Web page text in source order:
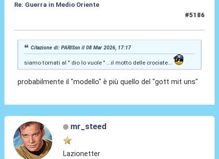
Re: Guerra in Medio Oriente
#5186
Citazione di: PARISsn il 08 Mar 2026, 17:17
siamo tornati al " dio lo vuole " ...il motto delle crociate...
probabilmente il "modello" è più quello del "gott mit uns"
mr_steed
Lazionetter